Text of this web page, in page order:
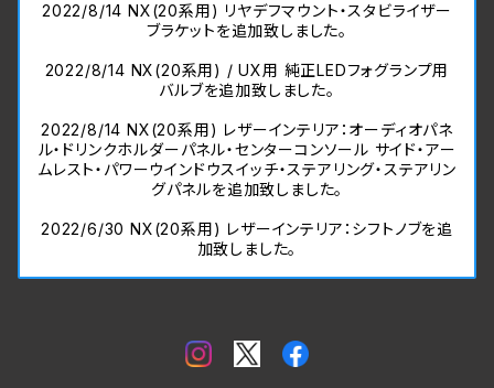
2022/8/14 NX(20系用) リヤデフマウント・スタビライザー
ブラケットを追加致しました。
2022/8/14 NX(20系用) / UX用 純正LEDフォグランプ用
バルブを追加致しました。
2022/8/14 NX(20系用) レザーインテリア：オーディオパネ
ル・ドリンクホルダーパネル・センターコンソール サイド・アー
ムレスト・パワーウインドウスイッチ・ステアリング・ステアリン
グパネルを追加致しました。
2022/6/30 NX(20系用) レザーインテリア：シフトノブを追
加致しました。